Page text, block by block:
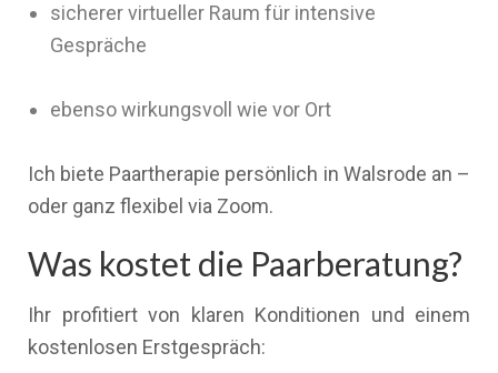
sicherer virtueller Raum für intensive
Gespräche
ebenso wirkungsvoll wie vor Ort
Ich biete Paartherapie persönlich in Walsrode an –
oder ganz flexibel via Zoom.
Was kostet die Paarberatung?
Ihr profitiert von klaren Konditionen und einem
kostenlosen Erstgespräch: